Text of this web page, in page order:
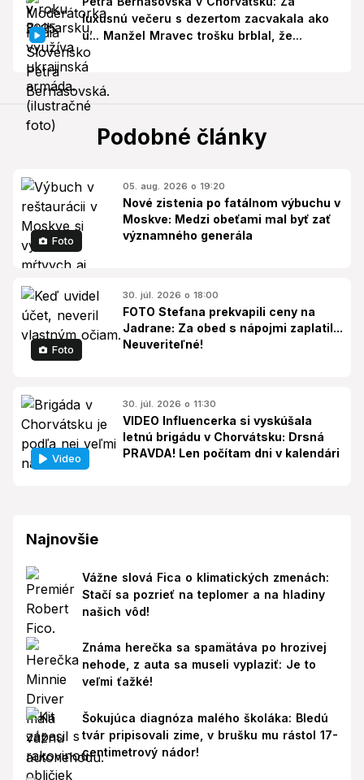
luxusnú večeru s dezertom zacvakala ako
u... Manžel Mravec trošku brblal, že...
Podobné články
Foto
05. aug. 2026 o 19:20
Nové zistenia po fatálnom výbuchu v
Moskve: Medzi obeťami mal byť zať
významného generála
Foto
30. júl. 2026 o 18:00
FOTO Stefana prekvapili ceny na
Jadrane: Za obed s nápojmi zaplatil...
Neuveriteľné!
Video
30. júl. 2026 o 11:30
VIDEO Influencerka si vyskúšala
letnú brigádu v Chorvátsku: Drsná
PRAVDA! Len počítam dni v kalendári
Najnovšie
Vážne slová Fica o klimatických zmenách:
Stačí sa pozrieť na teplomer a na hladiny
našich vôd!
Známa herečka sa spamätáva po hrozivej
nehode, z auta sa museli vyplaziť: Je to
veľmi ťažké!
Šokujúca diagnóza malého školáka: Bledú
tvár pripisovali zime, v brušku mu rástol 17-
centimetrový nádor!